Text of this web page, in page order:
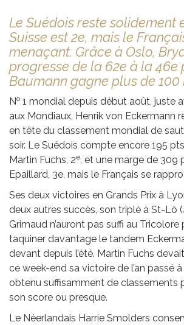
Le Suédois reste solidement
Suisse est 2e, mais le
menaçant. Grâce à Oslo,
progresse de la 62e à la 46e
Baumann gagne plus de 100
No 1 mondial depuis début août, juste
aux Mondiaux, Henrik von Eckermann
en tête du classement mondial de
soir. Le Suédois compte encore 195
Martin Fuchs, 2e, et une marge de 309
Epaillard, 3e, mais le Français se
Ses deux victoires en Grands Prix à
deux autres succès, son triplé à St-Lô
Grimaud n’auront pas suffi au Tricolore
taquiner davantage le tandem
devant depuis l’été. Martin Fuchs
ce week-end sa victoire de l’an passé
obtenu suffisamment de classements
son score ou presque.
Le Néerlandais Harrie Smolders